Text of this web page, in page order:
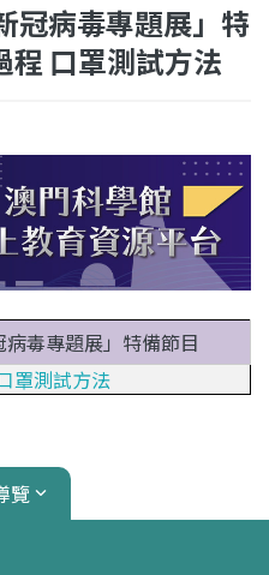
病毒專題展」特
程 口罩測試方法
毒專題展」特備節目
罩測試方法
覽